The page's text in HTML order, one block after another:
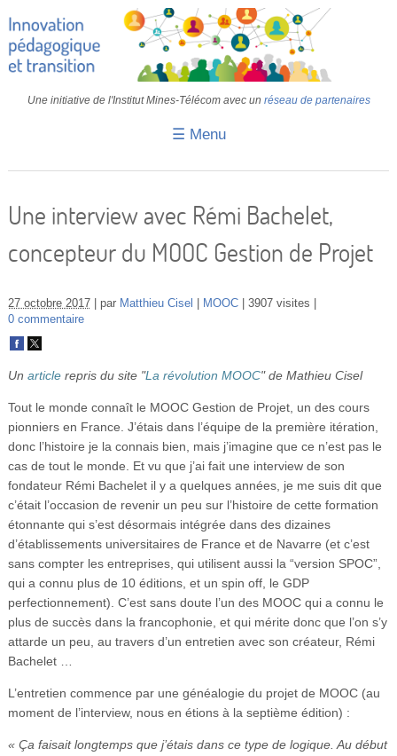
Une initiative de l'Institut Mines-Télécom avec un réseau de partenaires
☰ Menu
IA
Colloques
Vidéos
S’inscrire
Se connecter
Une interview avec Rémi Bachelet,
concepteur du MOOC Gestion de Projet
27 octobre 2017 par Matthieu Cisel MOOC
3907 visites
0 commentaire
Un articlerepris du site "La révolution MOOC" de Mathieu Cisel
Tout le monde connaît le MOOC Gestion de Projet, un des cours
pionniers en France. J’étais dans l’équipe de la première itération,
donc l’histoire je la connais bien, mais j’imagine que ce n’est pas le
cas de tout le monde. Et vu que j’ai fait une interview de son
fondateur Rémi Bachelet il y a quelques années, je me suis dit que
c’était l’occasion de revenir un peu sur l’histoire de cette formation
étonnante qui s’est désormais intégrée dans des dizaines
d’établissements universitaires de France et de Navarre (et c’est
sans compter les entreprises, qui utilisent aussi la “version SPOC”,
qui a connu plus de 10 éditions, et un spin off, le GDP
perfectionnement). C’est sans doute l’un des MOOC qui a connu le
plus de succès dans la francophonie, et qui mérite donc que l’on s’y
attarde un peu, au travers d’un entretien avec son créateur, Rémi
Bachelet …
L’entretien commence par une généalogie du projet de MOOC (au
moment de l’interview, nous en étions à la septième édition) :
« Ça faisait longtemps que j’étais dans ce type de logique. Au début